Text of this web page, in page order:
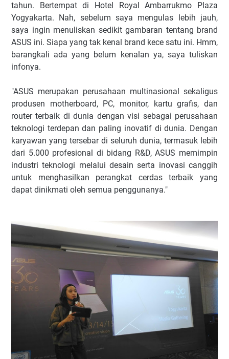
tahun. Bertempat di Hotel Royal Ambarrukmo Plaza
Yogyakarta. Nah, sebelum saya mengulas lebih jauh,
saya ingin menuliskan sedikit gambaran tentang brand
ASUS ini. Siapa yang tak kenal brand kece satu ini. Hmm,
barangkali ada yang belum kenalan ya, saya tuliskan
infonya.
"ASUS merupakan perusahaan multinasional sekaligus
produsen motherboard, PC, monitor, kartu grafis, dan
router terbaik di dunia dengan visi sebagai perusahaan
teknologi terdepan dan paling inovatif di dunia. Dengan
karyawan yang tersebar di seluruh dunia, termasuk lebih
dari 5.000 profesional di bidang R&D, ASUS memimpin
industri teknologi melalui desain serta inovasi canggih
untuk menghasilkan perangkat cerdas terbaik yang
dapat dinikmati oleh semua penggunanya."